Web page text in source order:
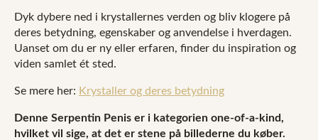
Dyk dybere ned i krystallernes verden og bliv klogere på
deres betydning, egenskaber og anvendelse i hverdagen.
Uanset om du er ny eller erfaren, finder du inspiration og
viden samlet ét sted.
Se mere her: Krystaller og deres betydning
Denne Serpentin Penis er i kategorien one-of-a-kind,
hvilket vil sige, at det er stene på billederne du køber.